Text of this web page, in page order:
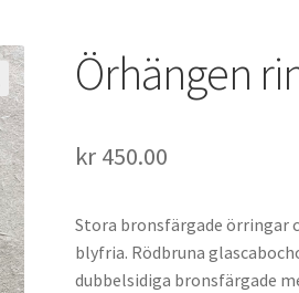
Örhängen
kr 450.00
Stora bronsfärgade örringar
blyfria. Rödbruna
dubbelsidiga bronsfärgade